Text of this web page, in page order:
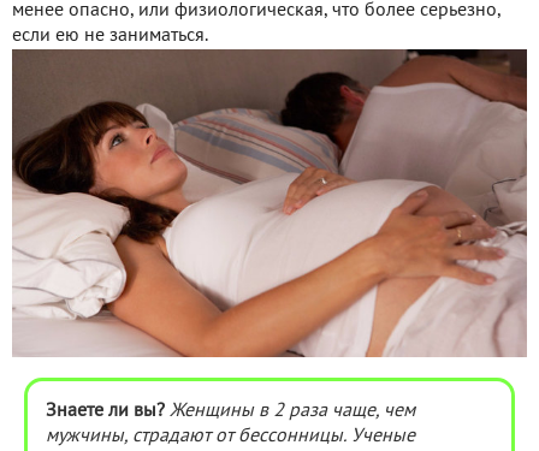
менее опасно, или физиологическая, что более серьезно,
если ею не заниматься.
Знаете ли вы? Женщины в 2 раза чаще, чем
мужчины, страдают от бессонницы. Ученые